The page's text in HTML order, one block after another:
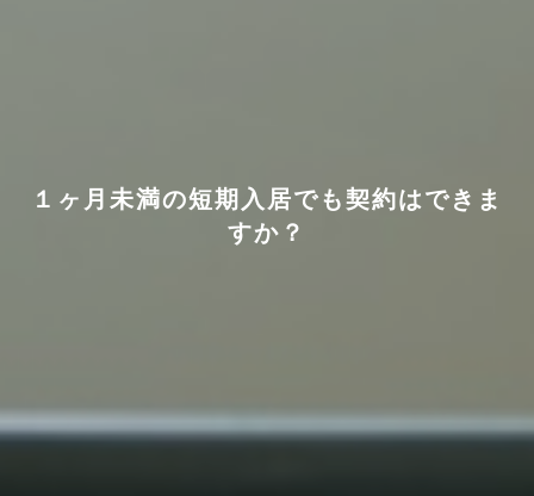
１ヶ月未満の短期入居でも契約はできま
すか？